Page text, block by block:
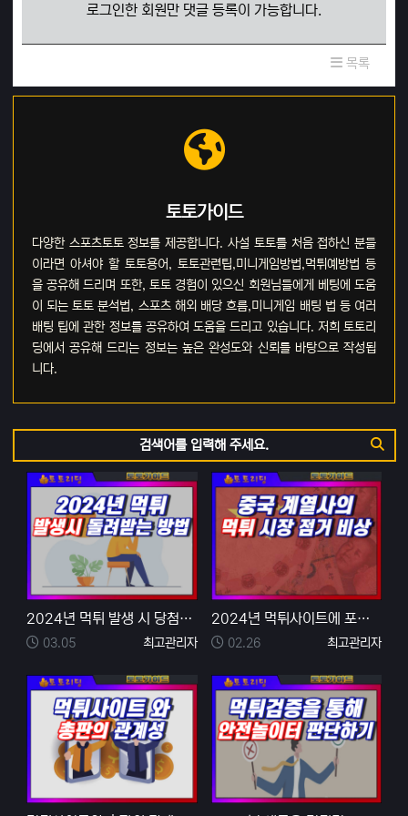
로그인한 회원만 댓글 등록이 가능합니다.
목록
토토가이드
다양한 스포츠토토 정보를 제공합니다. 사설 토토를 처음 접하신 분들
이라면 아셔야 할 토토용어, 토토관련팁,미니게임방법,먹튀예방법 등
을 공유해 드리며 또한, 토토 경험이 있으신 회원님들에게 베팅에 도움
이 되는 토토 분석법, 스포츠 해외 배당 흐름,미니게임 배팅 법 등 여러
배팅 팁에 관한 정보를 공유하여 도움을 드리고 있습니다. 저희 토토리
딩에서 공유해 드리는 정보는 높은 완성도와 신뢰를 바탕으로 작성됩
니다.
검색
2024년 먹튀 발생 시 당첨금 돌려받는 방법
등록자
최고관리자
등록일
03.05
2024년 먹튀사이트에 포문을 연 중국계열사를 조심하자
등록자
최고관리자
등록일
02.26